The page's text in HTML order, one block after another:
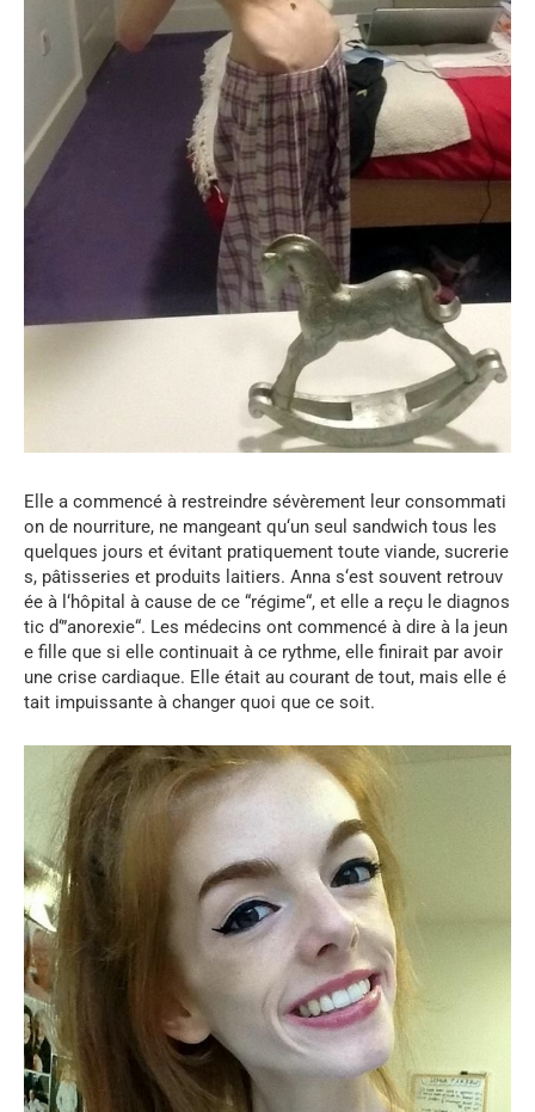
Elle a commencé à restreindre sévèrement leur consommati
on de nourriture, ne mangeant qu‘un seul sandwich tous les
quelques jours et évitant pratiquement toute viande, sucrerie
s, pâtisseries et produits laitiers. Anna s‘est souvent retrouv
ée à ‘hôpital à cause de ce “régime“, et elle a reçu le diagnos
tic d‘”anorexie“. Les médecins ont commencé à dire à la jeun
e fille que si elle continuait à ce rythme, elle finirait par avoir
une crise cardiaque. Elle était au courant de tout, mais elle é
tait impuissante à changer quoi que ce soit.